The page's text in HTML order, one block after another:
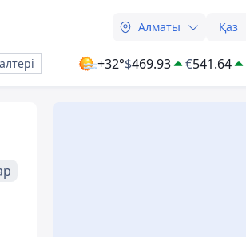
Алматы Қаз
+32°$469.93 €541.64